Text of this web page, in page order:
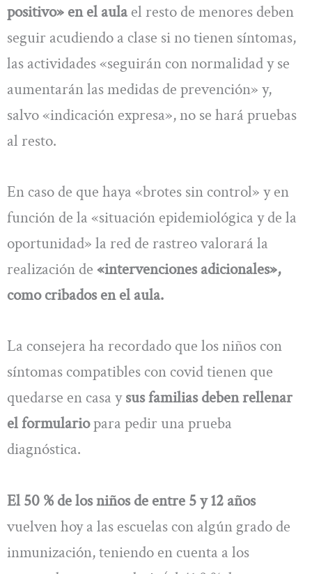
positivo» en el aulael resto de menores deben
seguir acudiendo a clase si no tienen síntomas,
las actividades «seguirán con normalidad y se
aumentarán las medidas de prevención» y,
salvo «indicación expresa», no se hará pruebas
al resto.
En caso de que haya «brotes sin control» y en
función de la «situación epidemiológica y de la
oportunidad» la red de rastreo valorará la
realización de «intervenciones adicionales»,
como cribados en el aula.
La consejera ha recordado que los niños con
síntomas compatibles con covid tienen que
quedarse en casa ysus familias deben rellenar
el formulariopara pedir una prueba
diagnóstica.
El 50 % de los niños de entre 5 y 12 años
vuelven hoy a las escuelas con algún grado de
inmunización, teniendo en cuenta a los